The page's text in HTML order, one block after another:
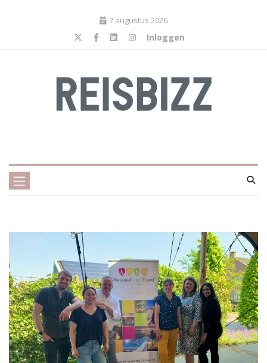
7 augustus 2026
Inloggen